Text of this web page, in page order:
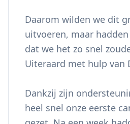
Daarom wilden we dit
uitvoeren, maar
dat we het zo snel
Uiteraard met hulp van
Dankzij zijn
heel snel onze eerste